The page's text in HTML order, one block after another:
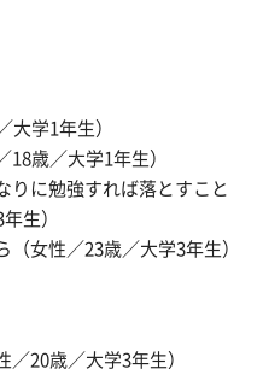
大学1年生）
18歳／大学1年生）
りに勉強すれば落とすこと
生）
（女性／23歳／大学3年生）
／20歳／大学3年生）